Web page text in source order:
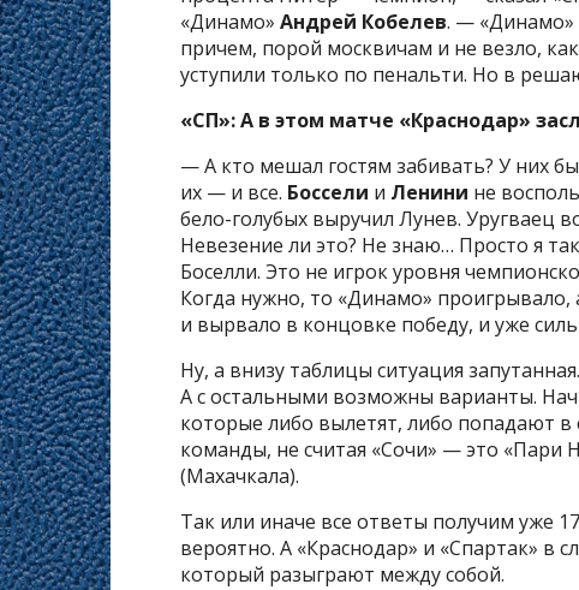
«Динамо» Андрей Кобелев. — «Динамо»
причем, порой москвичам и не везло,
уступили только по пенальти. Но в
«СП»: А в этом матче «Краснодар»
— А кто мешал гостям забивать? У них
их — и все. Боссели и Ленини не
бело-голубых выручил Лунев. Уругваец
Невезение ли это? Не знаю… Просто я
Боселли. Это не игрок уровня
Когда нужно, то «Динамо» проигрывало,
и вырвало в концовке победу, и уже
Ну, а внизу таблицы ситуация
А с остальными возможны варианты.
которые либо вылетят, либо попадают
команды, не считая «Сочи» — это
(Махачкала).
Так или иначе все ответы получим уже
вероятно. А «Краснодар» и «Спартак» в
который разыграют между собой.